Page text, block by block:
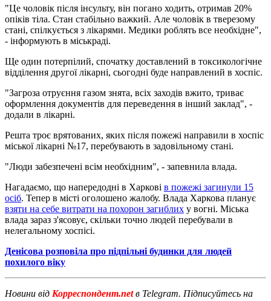
"Це чоловік після інсульту, він погано ходить, отримав 20%
опіків тіла. Стан стабільно важкий. Але чоловік в тверезому
стані, спілкується з лікарями. Медики роблять все необхідне",
- інформують в міськраді.
Ще один потерпілий, спочатку доставлений в токсикологічне
відділення другої лікарні, сьогодні буде направлений в хоспіс.
"Загроза отруєння газом знята, всіх заходів вжито, триває
оформлення документів для переведення в інший заклад", -
додали в лікарні.
Решта троє врятованих, яких після пожежі направили в хоспіс
міської лікарні №17, перебувають в задовільному стані.
"Люди забезпечені всім необхідним", - запевнила влада.
Нагадаємо, що напередодні в Харкові в пожежі загинули 15
осіб. Тепер в місті оголошено жалобу. Влада Харкова планує
взяти на себе витрати на похорон загиблих у вогні. Міська
влада зараз з'ясовує, скільки точно людей перебували в
нелегальному хоспісі.
Денісова розповіла про підпільні будинки для людей
похилого віку
Новини від Корреспондент.netв Telegram. Підписуйтесь на